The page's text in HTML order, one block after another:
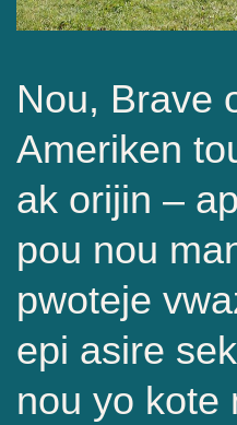
Nou, Brave
Ameriken
ak orijin –
pou nou
pwoteje
epi asire
nou yo kote